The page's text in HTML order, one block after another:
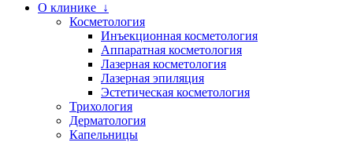
О клинике ↓
Косметология
Инъекционная косметология
Аппаратная косметология
Лазерная косметология
Лазерная эпиляция
Эстетическая косметология
Трихология
Дерматология
Капельницы